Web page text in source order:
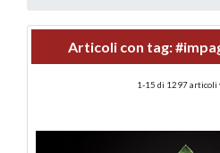
Articoli con tag:
1-15 di 1297 articoli